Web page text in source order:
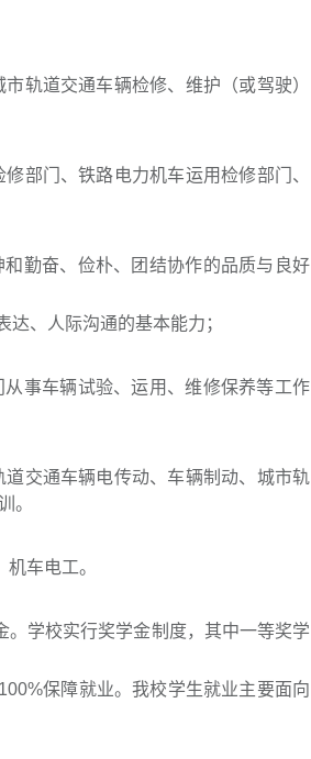
轨道交通车辆检修、维护（或驾驶）
部门、铁路电力机车运用检修部门、
勤奋、俭朴、团结协作的品质与良好
达、人际沟通的基本能力；
事车辆试验、运用、维修保养等工作
交通车辆电传动、车辆制动、城市轨
。
机车电工。
学校实行奖学金制度，其中一等奖学
保障就业。我校学生就业主要面向